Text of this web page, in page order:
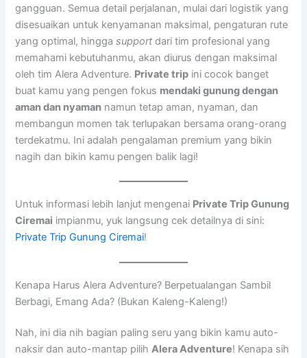
gangguan. Semua detail perjalanan, mulai dari logistik yang
disesuaikan untuk kenyamanan maksimal, pengaturan rute
yang optimal, hinggasupport dari tim profesional yang
memahami kebutuhanmu, akan diurus dengan maksimal
oleh tim Alera Adventure. Private trip ini cocok banget
buat kamu yang pengen fokus mendaki gunung dengan
aman dan nyaman namun tetap aman, nyaman, dan
membangun momen tak terlupakan bersama orang-orang
terdekatmu. Ini adalah pengalaman premium yang bikin
nagih dan bikin kamu pengen balik lagi!
Untuk informasi lebih lanjut mengenai Private Trip Gunung
Ciremai impianmu, yuk langsung cek detailnya di sini:
Private Trip Gunung Ciremai!
Kenapa Harus Alera Adventure? Berpetualangan Sambil
Berbagi, Emang Ada? (Bukan Kaleng-Kaleng!)
Nah, ini dia nih bagian paling seru yang bikin kamu auto-
naksir dan auto-mantap pilihAlera Adventure! Kenapa sih